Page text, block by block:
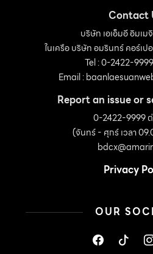
เเละนำเเสงเข้าสู่พื้นที่ใช้งานภายใ
กระจกขนาดใหญ่ของมุมนั่งเล่น เ
และวิวภูเขาด้านหลังได้จากทั้งส
Contact
บริษัท เอเอ็มอี อิมเม
ในเครือ บริษัท อมรินทร์ คอร์เป
Tel : 0-2422-
Email :
Report an issue or
0-2422-9999
(จันทร์ - ศุกร์ เวลา
Privacy
OUR